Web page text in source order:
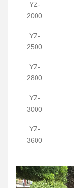
YZ-
2000
YZ-
2500
YZ-
2800
YZ-
3000
YZ-
3600